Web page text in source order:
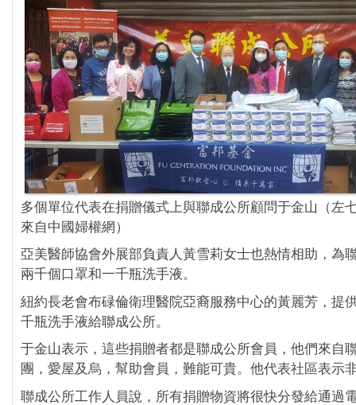
多個單位代表在捐贈儀式上與聯成公所顧問于金山（左
來自中國婦權網）
亞美醫師協會外展部負責人黃雪莉女士也熱情相助，為
兩千個口罩和一千瓶洗手液。
紐約長老會布碌倫衛理醫院亞裔服務中心的黃麗芳，提
千瓶洗手液給聯成公所。
于金山表示，這些捐贈者都是聯成公所會員，他們來自
團，愛屋及烏，幫助會員，難能可貴。他代表社區表示
聯成公所工作人員說，所有捐贈物資將很快分發給通過